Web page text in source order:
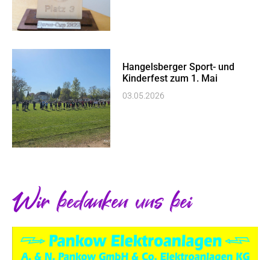
Hangelsberger Sport- und
Kinderfest zum 1. Mai
03.05.2026
Wir bedanken uns bei